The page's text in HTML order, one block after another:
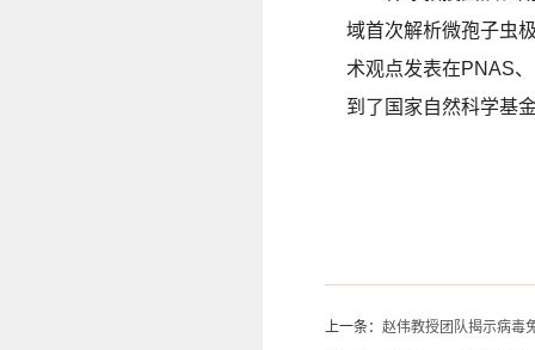
域首次解析微孢子虫
术观点发表在PNAS
到了国家自然科学基
上一条： 赵伟教授团队揭示病毒